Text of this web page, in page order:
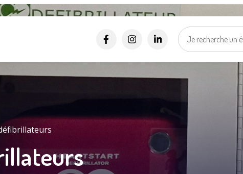
Ma
Je suis...
Alertes SMS
Événements, incidents...
Nos services vous informent en temps réel par SMS !
Numéro de rue* Nom de la rue
politiques de confidentialités
Je m'inscris